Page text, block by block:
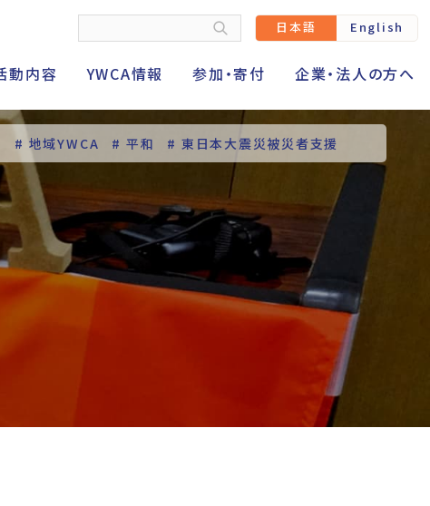
日本語 English
動内容 YWCA情報 参加・寄付 企業・法人の方へ
# 地域YWCA # 平和 # 東日本大震災被災者支援